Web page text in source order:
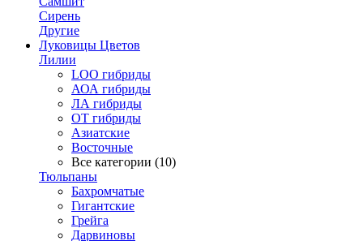
Сирень
Другие
Луковицы Цветов
Лилии
LOO гибриды
АОА гибриды
ЛА гибриды
ОТ гибриды
Азиатские
Восточные
Все категории (10)
Тюльпаны
Бахромчатые
Гигантские
Грейга
Дарвиновы